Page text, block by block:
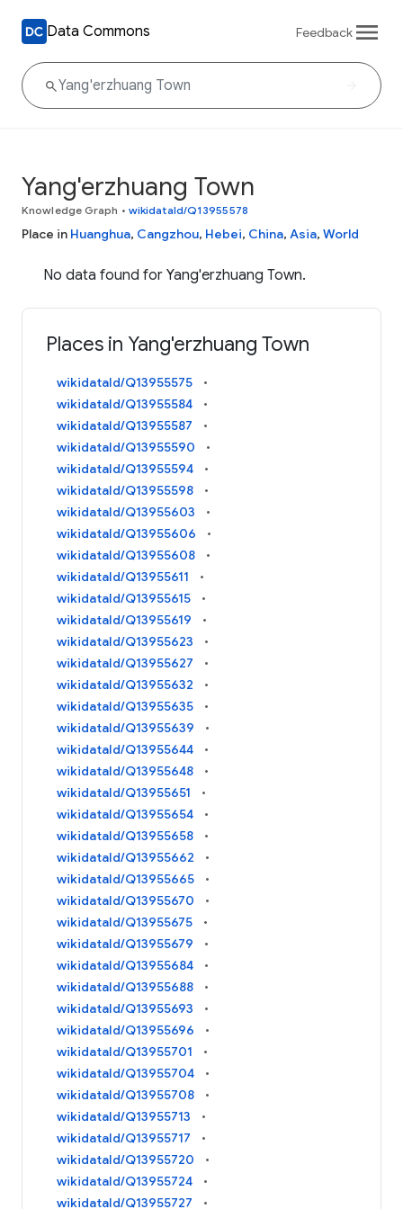
Data Commons Feedback
Yang'erzhuang Town
Knowledge Graph • wikidataId/Q13955578
Place in Huanghua, Cangzhou, Hebei, China, Asia, World
No data found for Yang'erzhuang Town.
Places in Yang'erzhuang Town
wikidataId/Q13955575
wikidataId/Q13955584
wikidataId/Q13955587
wikidataId/Q13955590
wikidataId/Q13955594
wikidataId/Q13955598
wikidataId/Q13955603
wikidataId/Q13955606
wikidataId/Q13955608
wikidataId/Q13955611
wikidataId/Q13955615
wikidataId/Q13955619
wikidataId/Q13955623
wikidataId/Q13955627
wikidataId/Q13955632
wikidataId/Q13955635
wikidataId/Q13955639
wikidataId/Q13955644
wikidataId/Q13955648
wikidataId/Q13955651
wikidataId/Q13955654
wikidataId/Q13955658
wikidataId/Q13955662
wikidataId/Q13955665
wikidataId/Q13955670
wikidataId/Q13955675
wikidataId/Q13955679
wikidataId/Q13955684
wikidataId/Q13955688
wikidataId/Q13955693
wikidataId/Q13955696
wikidataId/Q13955701
wikidataId/Q13955704
wikidataId/Q13955708
wikidataId/Q13955713
wikidataId/Q13955717
wikidataId/Q13955720
wikidataId/Q13955724
wikidataId/Q13955727